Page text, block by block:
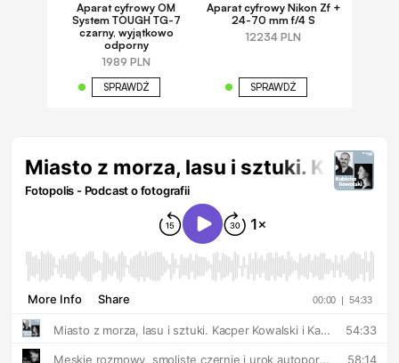
Aparat cyfrowy OM
System TOUGH TG-7
czarny, wyjątkowo
odporny
1989 PLN
SPRAWDŹ
Aparat cyfrowy Nikon Zf +
24-70 mm f/4 S
12234 PLN
SPRAWDŹ